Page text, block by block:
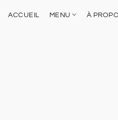
ACCUEIL MENU À